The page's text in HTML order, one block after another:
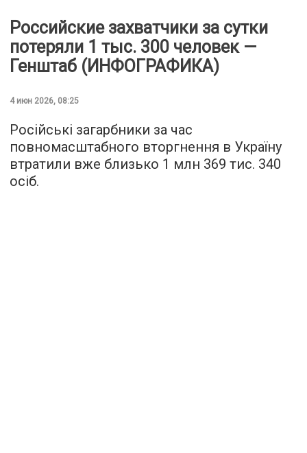
Российские захватчики за сутки
потеряли 1 тыс. 300 человек —
Генштаб (ИНФОГРАФИКА)
4 июн 2026, 08:25
Російські загарбники за час
повномасштабного вторгнення в Україну
втратили вже близько 1 млн 369 тис. 340
осіб.